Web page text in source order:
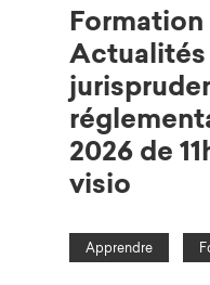
Actualités
2026 de
visio
Apprendre